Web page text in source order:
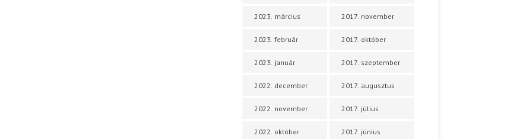
2023. március
2023. február
2023. január
2022. december
2022. november
2022. október
2017. november
2017. október
2017. szeptember
2017. augusztus
2017. július
2017. június